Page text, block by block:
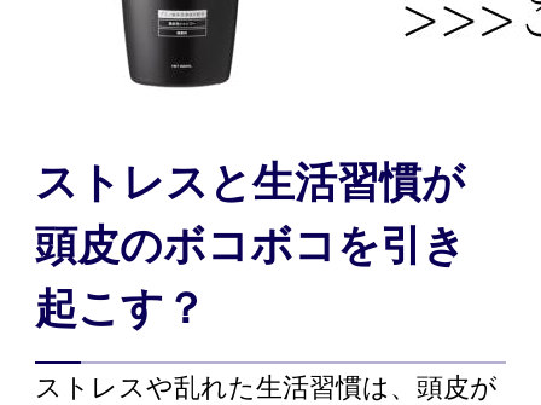
ストレスと生活習慣が
頭皮のボコボコを引き
起こす？
ストレスや乱れた生活習慣は、頭皮が